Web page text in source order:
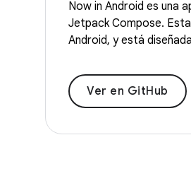
Now in Android es una
Jetpack Compose.
Android, y está
Ver en GitHub